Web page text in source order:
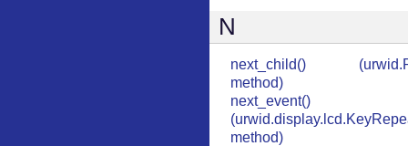
N
next_child()
method)
next_event()
method)